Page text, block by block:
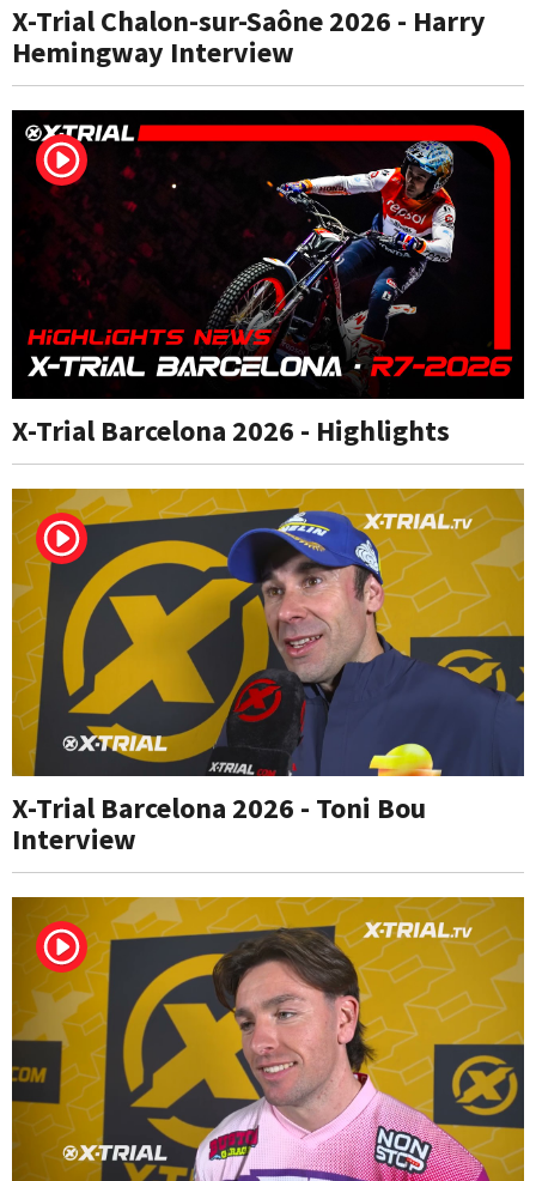
X-Trial Chalon-sur-Saône 2026 - Harry
Hemingway Interview
X-Trial Barcelona 2026 - Highlights
X-Trial Barcelona 2026 - Toni Bou
Interview